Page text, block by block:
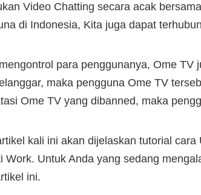
Video Chatting secara acak
di Indonesia, Kita juga dapat
para penggunanya, Ome
maka pengguna Ome TV
Ome TV yang dibanned, maka
kali ini akan dijelaskan tutorial
Work. Untuk Anda yang sedang
ini.